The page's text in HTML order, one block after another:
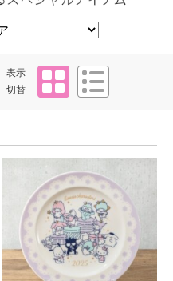
表示
切替
タイル